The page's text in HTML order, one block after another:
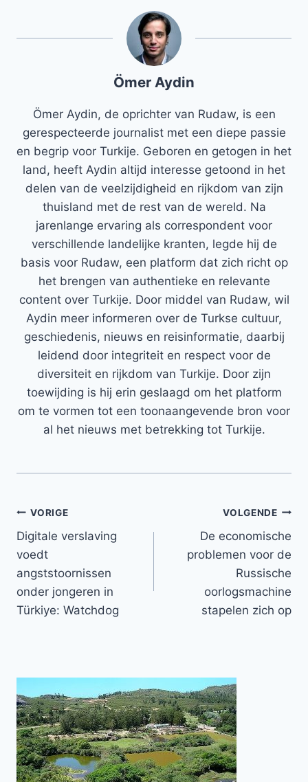
Ömer Aydin
Ömer Aydin, de oprichter van Rudaw, is een
gerespecteerde journalist met een diepe passie
en begrip voor Turkije. Geboren en getogen in het
land, heeft Aydin altijd interesse getoond in het
delen van de veelzijdigheid en rijkdom van zijn
thuisland met de rest van de wereld. Na
jarenlange ervaring als correspondent voor
verschillende landelijke kranten, legde hij de
basis voor Rudaw, een platform dat zich richt op
het brengen van authentieke en relevante
content over Turkije. Door middel van Rudaw, wil
Aydin meer informeren over de Turkse cultuur,
geschiedenis, nieuws en reisinformatie, daarbij
leidend door integriteit en respect voor de
diversiteit en rijkdom van Turkije. Door zijn
toewijding is hij erin geslaagd om het platform
om te vormen tot een toonaangevende bron voor
al het nieuws met betrekking tot Turkije.
Bericht
navigatie
VORIGE
Digitale verslaving
voedt
angststoornissen
onder jongeren in
Türkiye: Watchdog
VOLGENDE
De economische
problemen voor de
Russische
oorlogsmachine
stapelen zich op